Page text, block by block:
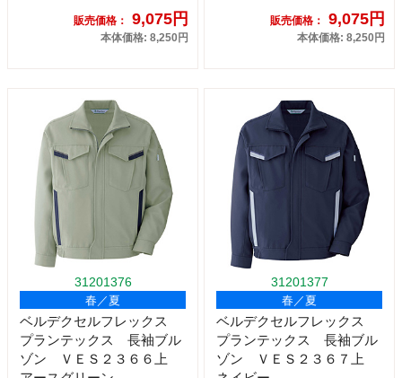
販売価格： 9,075円
本体価格: 8,250円
販売価格： 9,075円
本体価格: 8,250円
31201376
春／夏
ベルデクセルフレックス
プランテックス 長袖ブル
ゾン ＶＥＳ２３６６上
31201377
春／夏
ベルデクセルフレックス
プランテックス 長袖ブル
ゾン ＶＥＳ２３６７上